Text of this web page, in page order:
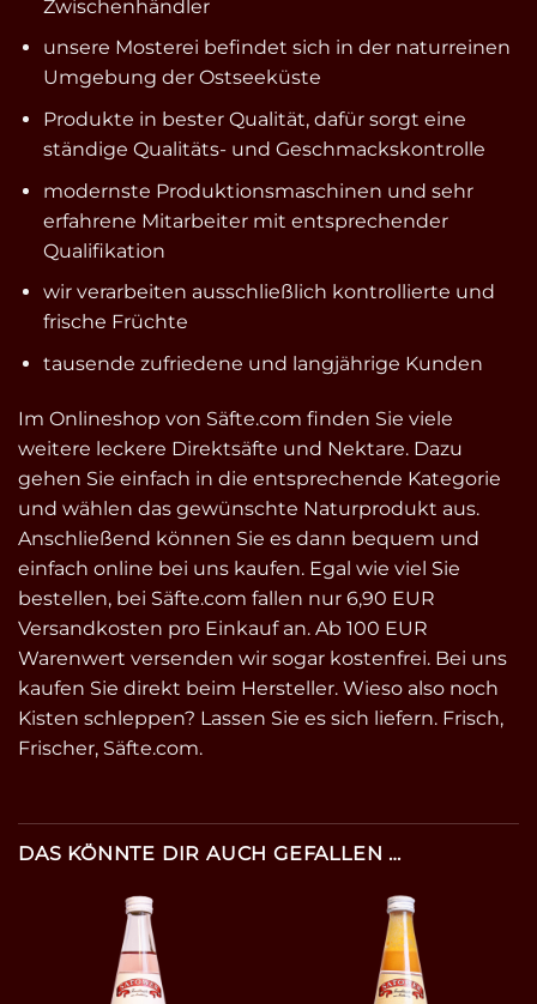
Zwischenhändler
unsere Mosterei befindet sich in der naturreinen
Umgebung der Ostseeküste
Produkte in bester Qualität, dafür sorgt eine
ständige Qualitäts- und Geschmackskontrolle
modernste Produktionsmaschinen und sehr
erfahrene Mitarbeiter mit entsprechender
Qualifikation
wir verarbeiten ausschließlich kontrollierte und
frische Früchte
tausende zufriedene und langjährige Kunden
Im Onlineshop von Säfte.com finden Sie viele
weitere leckere Direktsäfte und Nektare. Dazu
gehen Sie einfach in die entsprechende Kategorie
und wählen das gewünschte Naturprodukt aus.
Anschließend können Sie es dann bequem und
einfach online bei uns kaufen. Egal wie viel Sie
bestellen, bei Säfte.com fallen nur 6,90 EUR
Versandkosten pro Einkauf an. Ab 100 EUR
Warenwert versenden wir sogar kostenfrei. Bei uns
kaufen Sie direkt beim Hersteller. Wieso also noch
Kisten schleppen? Lassen Sie es sich liefern. Frisch,
Frischer, Säfte.com.
DAS KÖNNTE DIR AUCH GEFALLEN …